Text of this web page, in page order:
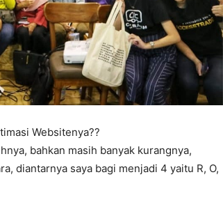
Websitenya??
bahkan masih banyak kurangnya,
diantarnya saya bagi menjadi 4 yaitu R, O,